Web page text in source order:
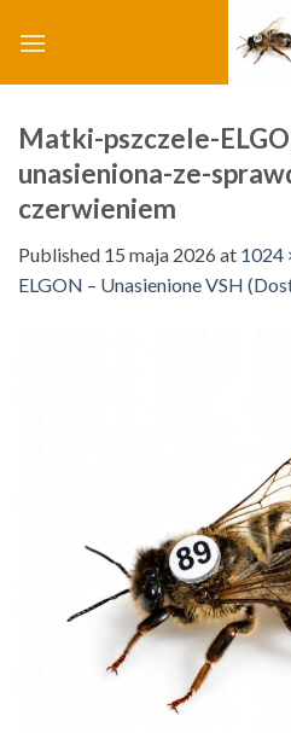
Matki-pszczele-
unasieniona-ze-
czerwieniem
Published 15 maja 2026 at 1024
ELGON – Unasienione VSH